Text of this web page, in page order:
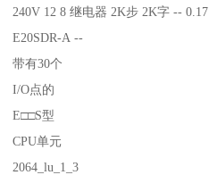
240V 12 8 继电器 2K步 2K字 --
E20SDR-A --
带有30个
I/O点的
E□□S型
CPU单元
2064_lu_1_3